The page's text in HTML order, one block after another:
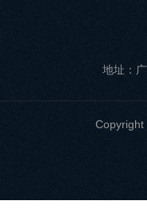
地址：